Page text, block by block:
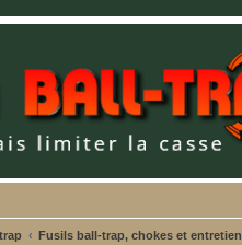
Fusils ball-trap, chokes et entretien